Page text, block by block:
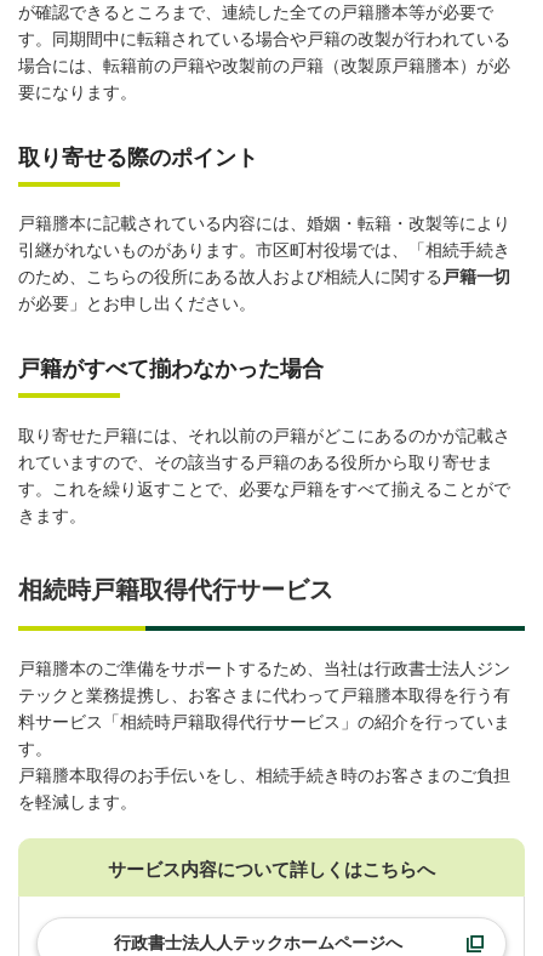
が確認できるところまで、連続した全ての戸籍謄本等が必要で
す。同期間中に転籍されている場合や戸籍の改製が行われている
場合には、転籍前の戸籍や改製前の戸籍（改製原戸籍謄本）が必
要になります。
取り寄せる際のポイント
戸籍謄本に記載されている内容には、婚姻・転籍・改製等により
引継がれないものがあります。市区町村役場では、「相続手続き
のため、こちらの役所にある故人および相続人に関する 戸籍一切
が必要」とお申し出ください。
戸籍がすべて揃わなかった場合
取り寄せた戸籍には、それ以前の戸籍がどこにあるのかが記載さ
れていますので、その該当する戸籍のある役所から取り寄せま
す。これを繰り返すことで、必要な戸籍をすべて揃えることがで
きます。
相続時戸籍取得代行サービス
戸籍謄本のご準備をサポートするため、当社は行政書士法人ジン
テックと業務提携し、お客さまに代わって戸籍謄本取得を行う有
料サービス「相続時戸籍取得代行サービス」の紹介を行っていま
す。
戸籍謄本取得のお手伝いをし、相続手続き時のお客さまのご負担
を軽減します。
サービス内容について詳しくはこちらへ
行政書士法人人テックホームページへ